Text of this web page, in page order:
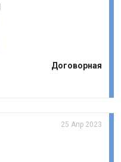
Договорная
25 Апр 2023